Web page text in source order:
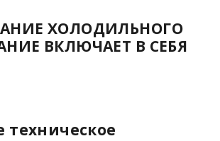
ХОЛОДИЛЬНОГО
ВКЛЮЧАЕТ В СЕБЯ
техническое